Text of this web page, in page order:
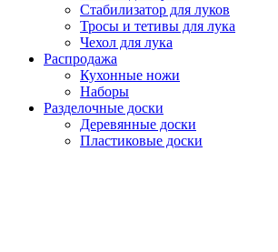
Стабилизатор для луков
Тросы и тетивы для лука
Чехол для лука
Распродажа
Кухонные ножи
Наборы
Разделочные доски
Деревянные доски
Пластиковые доски